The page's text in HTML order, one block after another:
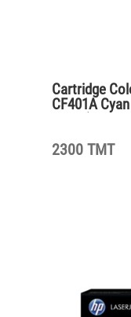
Cartridge
CF401A
2300 TMT